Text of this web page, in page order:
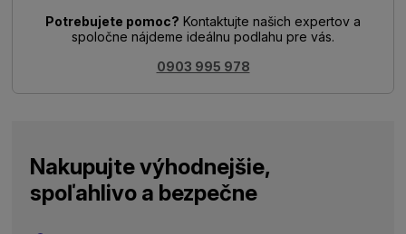
Potrebujete pomoc? Kontaktujte našich expertov a
spoločne nájdeme ideálnu podlahu pre vás.
0903 995 978
Nakupujte výhodnejšie,
spoľahlivo a bezpečne